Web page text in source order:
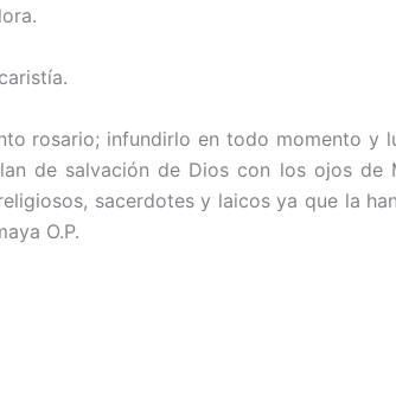
rosario; infundirlo en todo momento y
de salvación de Dios con los ojos de
sacerdotes y laicos ya que la
O.P.